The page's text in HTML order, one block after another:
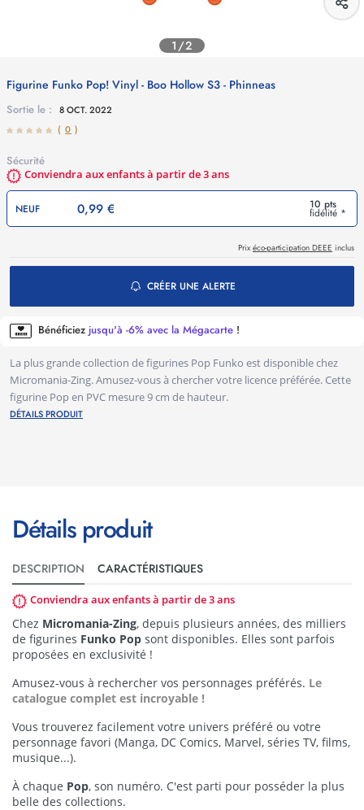
1/2
Figurine Funko Pop! Vinyl - Boo Hollow S3 - Phinneas
Sortie le :
8 OCT. 2022
( 0 )
Sécurité
Conviendra aux enfants à partir de 3 ans
NEUF 0,99 € 10 pts
fidélité *
Prix éco-participation DEEE inclus
CRÉER UNE ALERTE
Bénéficiez jusqu'à -6% avec la Mégacarte !
La plus grande collection de figurines Pop Funko est disponible chez
Micromania-Zing. Amusez-vous à chercher votre licence préférée. Cette
figurine Pop en PVC mesure 9 cm de hauteur.
DÉTAILS PRODUIT
Détails produit
DESCRIPTION CARACTÉRISTIQUES
Conviendra aux enfants à partir de 3 ans
Chez Micromania-Zing, depuis plusieurs années, des milliers
de figurines Funko Pop sont disponibles. Elles sont parfois
proposées en exclusivité !
Amusez-vous à rechercher vos personnages préférés. Le
catalogue complet est incroyable !
Vous trouverez facilement votre univers préféré ou votre
personnage favori (Manga, DC Comics, Marvel, séries TV, films,
musique...).
À chaque Pop, son numéro. C'est parti pour posséder la plus
belle des collections.